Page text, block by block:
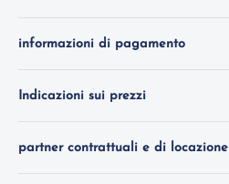
informazioni di pagamento
Indicazioni sui prezzi
partner contrattuali e di locazione